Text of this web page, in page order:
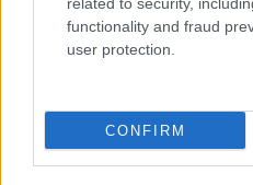
functionality and fraud
user protection.
CONFIRM